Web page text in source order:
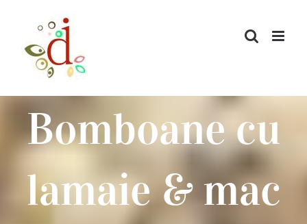
content
Bomboane cu
lamaie & mac